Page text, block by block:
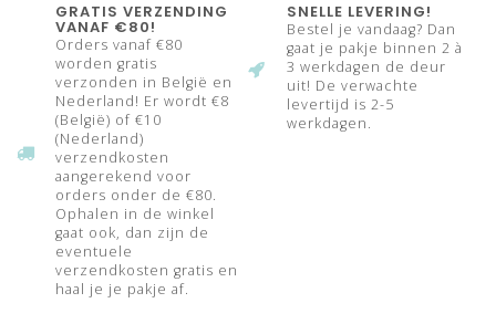
GRATIS VERZENDING
VANAF €80!
Orders vanaf €80
worden gratis
verzonden in België en
Nederland! Er wordt €8
(België) of €10
(Nederland)
verzendkosten
aangerekend voor
orders onder de €80.
Ophalen in de winkel
gaat ook, dan zijn de
eventuele
verzendkosten gratis en
haal je je pakje af.
SNELLE LEVERING!
Bestel je vandaag? Dan
gaat je pakje binnen 2 à
3 werkdagen de deur
uit! De verwachte
levertijd is 2-5
werkdagen.